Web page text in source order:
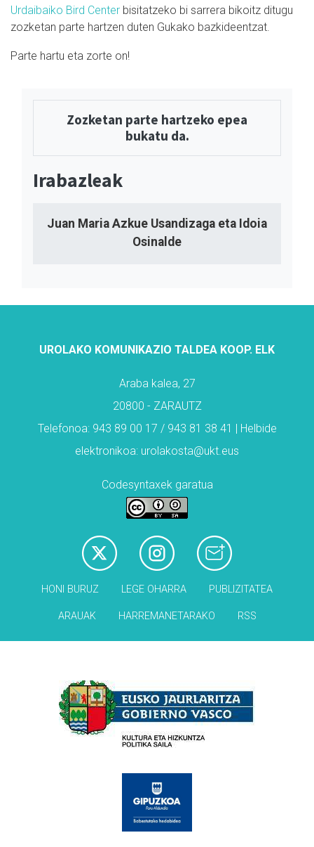
Urdaibaiko Bird Center bisitatzeko bi sarrera bikoitz ditugu
zozketan parte hartzen duten Gukako bazkideentzat.
Parte hartu eta zorte on!
Zozketan parte hartzeko epea
bukatu da.
Irabazleak
Juan Maria Azkue Usandizaga eta Idoia
Osinalde
UROLAKO KOMUNIKAZIO TALDEA KOOP. ELK
Araba kalea, 27
20800 - ZARAUTZ
Telefonoa: 943 89 00 17 / 943 81 38 41 | Helbide
elektronikoa: urolakosta@ukt.eus
Codesyntaxek garatua
HONI BURUZ LEGE OHARRA PUBLIZITATEA
ARAUAK HARREMANETARAKO RSS